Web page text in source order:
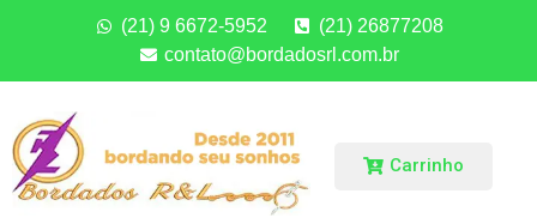
(21) 9 6672-5952
(21) 26877208
contato@bordadosrl.com.br
Carrinho